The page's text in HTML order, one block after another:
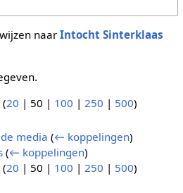
naar Intocht Sinterklaas
(20 | 50 | 100 | 250 | 500)
media (← koppelingen)
(← koppelingen)
(20 | 50 | 100 | 250 | 500)